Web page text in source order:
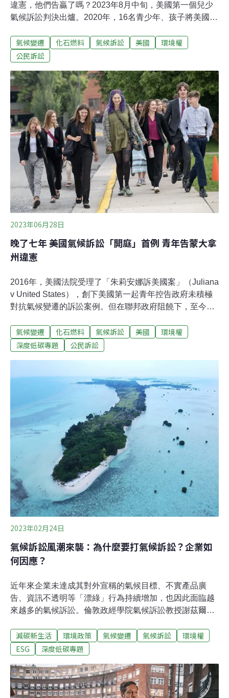
違憲，他們告贏了嗎？2023年8月中旬，美國第一個兒少
氣候訴訟判決出爐。2020年，16名青少年、孩子將美國蒙
才2歲，才剛學走，判決出來時，他已經快上小學了。他
們告什麼？2011年，該州政府立法「禁止」在審查大型開
或潛在環境影響。2023年5月，開庭前一個月，該州政府
還更新條文，明文禁止「評估溫室氣體排放及其對州內外
的氣候影響」。為此，青少年、孩子們站上法庭，控告該
法違憲。因為蒙大拿州憲法明令：「為了今世後代，州政
府及每個人應致力於維護和改善本州環境的乾淨與健
康。」在法庭上，青少年與孩子們指證歷歷氣候變遷對他
們身心健康的影響：22歲的海德（Rikki Held）說，一場
野火席捲了家中賴以維生的牧場，燒毀高壓電線，導致斷
電一個月，無法抽水，
氣候變遷 化石燃料 氣候訴訟 美國
環境權
公民訴訟
2023年06月28日
晚了七年 美國氣候訴訟「開庭」首例 青年告蒙大拿
州違憲
2016年，美國法院受理了「朱莉安娜訴美國案」（Juliana
v United States），創下美國第一起青年控告政府未積極
對抗氣候變遷的訴訟案例。但在聯邦政府阻饒下，至今遲
拿州政府的案件進入實質審查，終於創下美國氣候訴訟開
庭首例。「海德訴蒙大拿州案」（Held v Montana）在20
健康環境」權利。這個案件不僅全球關注，也有不少人特
地前往蒙州首府海倫那，為年輕的原告加油打氣。青年：
我不想住在別的地方「我不想住在別的地方。」15歲原告
貝奇（Badge，原意為獾）在法庭上訴說對蒙大拿州自然
環境的愛。 《衛報》報導，貝奇熱愛健行、打獵和釣魚，
從小對自然環境再熟悉不過，連名字都是以當地原住民聖
地「雙獾之咒」（Badger-Two-
氣候變遷 化石燃料 氣候訴訟 美國
環境權
深度低碳專題
公民訴訟
2023年02月24日
氣候訴訟風潮來襲：為什麼要打氣候訴訟？企業如
何因應？
近年來企業未達成其對外宣稱的氣候目標、不實產品廣
告、資訊不透明等「漂綠」行為持續增加，也因此面臨越
來越多的氣候訴訟。倫敦政經學院氣候訴訟教授謝茲爾
氣候承諾時，都應該想想自己是否能兌現。」這也意味著
企業應將氣候訴訟風險納入投資與行動考量。2022年，四
業霍爾希姆（Holcim）提起民事訴訟。該公司為全球前50
大排碳大戶。自1950-2021年來，已產生70億噸碳排，甚
減碳新生活 環境政策 氣候變遷 氣候訴訟
環境權
ESG
深度低碳專題